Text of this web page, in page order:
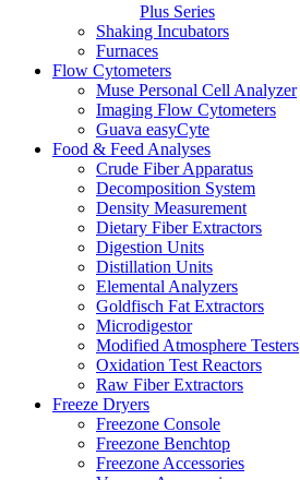
Plus Series
Shaking Incubators
Furnaces
Flow Cytometers
Muse Personal Cell Analyzer
Imaging Flow Cytometers
Guava easyCyte
Food & Feed Analyses
Crude Fiber Apparatus
Decomposition System
Density Measurement
Dietary Fiber Extractors
Digestion Units
Distillation Units
Elemental Analyzers
Goldfisch Fat Extractors
Microdigestor
Modified Atmosphere Testers
Oxidation Test Reactors
Raw Fiber Extractors
Freeze Dryers
Freezone Console
Freezone Benchtop
Freezone Accessories